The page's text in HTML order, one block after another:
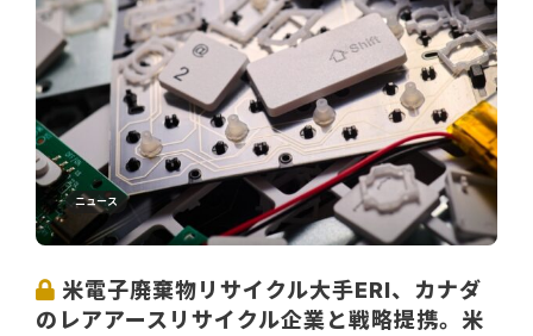
ニュース
米電子廃棄物リサイクル大手ERI、カナダ
のレアアースリサイクル企業と戦略提携。米